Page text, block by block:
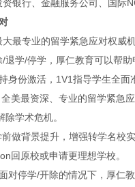
银行、金融服务公司、国际
专业的留学紧急应对权威
退学/停学，厚仁教育可以帮
份激活，1V1指导学生全面
最资深、专业的留学紧急
学术危机。
背景提升，增强转学名校
回原校或申请更理想学校。
停学/开除的情况下，厚仁